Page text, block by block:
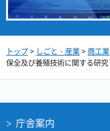
トップ> しごと・産業> 商工業
保全及び養殖技術に関する研究
庁舎案内